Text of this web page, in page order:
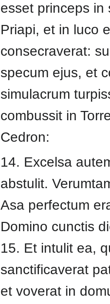
esset princeps in
Priapi, et in luco
consecraverat:
specum ejus, et
simulacrum
combussit in
Cedron:
14. Excelsa
abstulit.
Asa perfectum
Domino cunctis
15. Et intulit ea,
sanctificaverat
et voverat in